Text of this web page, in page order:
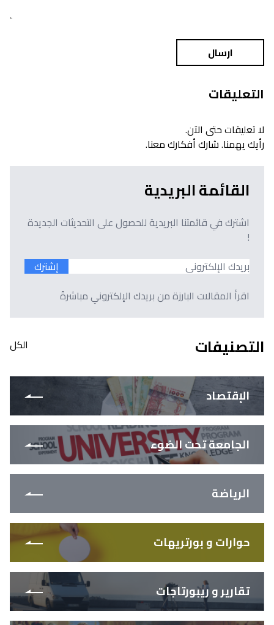
ارسال
التعليقات
لا تعليقات حتى الآن.
رأيك يهمنا. شارك أفكارك معنا.
القائمة البريدية
اشترك في قائمتنا البريدية للحصول على التحديثات الجديدة
!
إشترك
اقرأ المقالات البارزة من بريدك الإلكتروني مباشرةً
التصنيفات الكل
الإقتصاد
الجامعة تحت الضوء
الرياضة
حوارات و بورتريهات
تقارير و ريبورتاجات